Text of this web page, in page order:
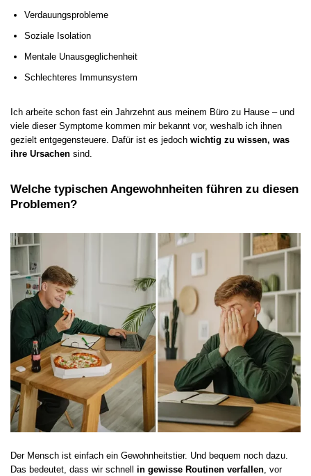
Verdauungsprobleme
Soziale Isolation
Mentale Unausgeglichenheit
Schlechteres Immunsystem
Ich arbeite schon fast ein Jahrzehnt aus meinem Büro zu Hause – und
viele dieser Symptome kommen mir bekannt vor, weshalb ich ihnen
gezielt entgegensteuere. Dafür ist es jedoch wichtig zu wissen, was
ihre Ursachen sind.
Welche typischen Angewohnheiten führen zu diesen
Problemen?
Der Mensch ist einfach ein Gewohnheitstier. Und bequem noch dazu.
Das bedeutet, dass wir schnell in gewisse Routinen verfallen, vor